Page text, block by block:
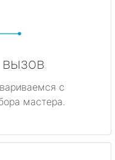
с
мастера.